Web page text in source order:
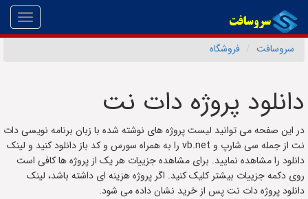
سروسافت
فروشگاه
دانلود پروژه دات نت
در این صفحه می توانید لیست پروژه های نوشته شده با زبان برنامه نویسی دات
نت از جمله سی شارپ و vb.net را به همراه سورس و کد باز دانلود کنید و لینک
دانلود را مشاهده نمایید. برای مشاهده جزییات هر یک از پروژه ها کافی است
روی دکمه جزییات بیشتر کلیک کنید. اگر پروژه هزینه ای داشته باشد، لینک
دانلود پروژه دات نت پس از خرید نشان داده می شود.